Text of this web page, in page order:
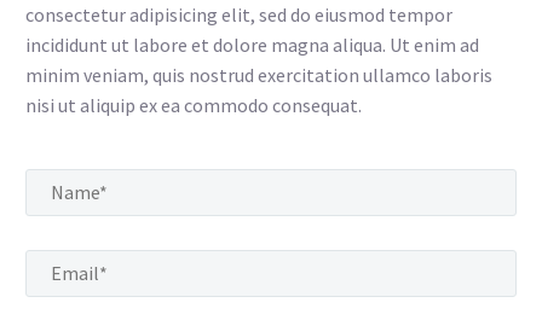
consectetur adipisicing elit, sed do eiusmod tempor
incididunt ut labore et dolore magna aliqua. Ut enim ad
minim veniam, quis nostrud exercitation ullamco laboris
nisi ut aliquip ex ea commodo consequat.